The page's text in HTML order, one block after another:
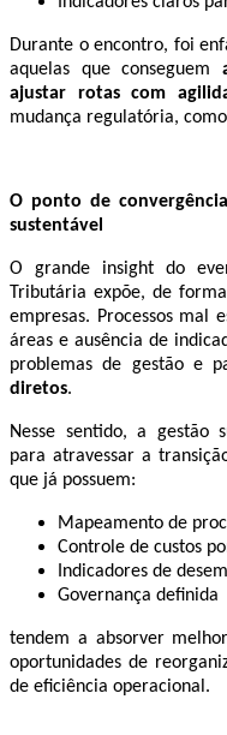
Durante o encontro, foi
aquelas que conseguem
ajustar rotas com
mudança regulatória,
O ponto de
sustentável
O grande insight do
Tributária expõe, de
empresas. Processos mal
áreas e ausência de
problemas de gestão e
diretos.
Nesse sentido, a gestão
para atravessar a
que já possuem:
Mapeamento de
Controle de custos
Indicadores de
Governança definida
tendem a absorver
oportunidades de
de eficiência operacional.